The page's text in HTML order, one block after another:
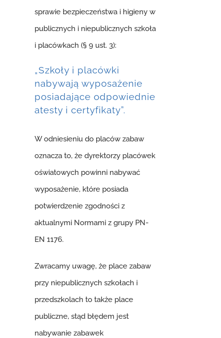
sprawie bezpieczeństwa i higieny w
publicznych i niepublicznych szkoła
i placówkach (§ 9 ust. 3):
„Szkoły i placówki
nabywają wyposażenie
posiadające odpowiednie
atesty i certyfikaty”.
W odniesieniu do placów zabaw
oznacza to, że dyrektorzy placówek
oświatowych powinni nabywać
wyposażenie, które posiada
potwierdzenie zgodności z
aktualnymi Normami z grupy PN-
EN 1176.
Zwracamy uwagę, że place zabaw
przy niepublicznych szkołach i
przedszkolach to także place
publiczne, stąd błędem jest
nabywanie zabawek